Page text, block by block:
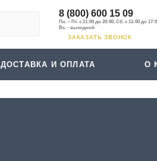
8 (800) 600 15 09
ЗАКАЗАТЬ ЗВОНОК
ДОСТАВКА И ОПЛАТА О